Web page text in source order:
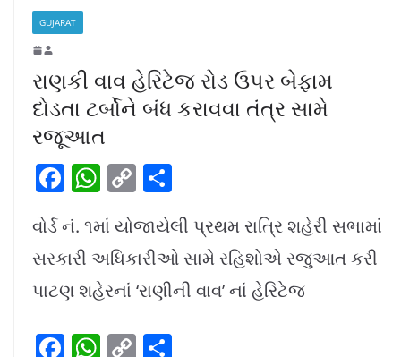
GUJARAT
રાણકી વાવ હેરિટેજ રોડ ઉપર બેફામ
દોડતા ટર્બોને બંધ કરાવવા તંત્ર સામે
રજૂઆત
F
c
e
b
W
at
s
A
C
p
y
Li
h
ar
e
વોર્ડ નં. ૧માં યોજાયેલી પ્રથમ રાત્રિ શહેરી સભામાં
સરકારી અધિકારીઓ સામે રહિશોએ રજુઆત કરી
પાટણ શહેરનાં ‘રાણીની વાવ’ નાં હેરિટેજ
F W C